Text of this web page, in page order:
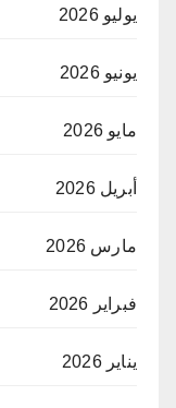
يوليو 2026
يونيو 2026
مايو 2026
أبريل 2026
مارس 2026
فبراير 2026
يناير 2026